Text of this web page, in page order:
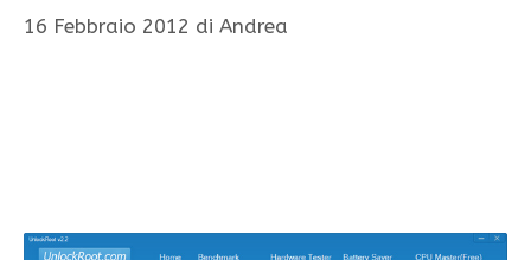
16 Febbraio 2012 di Andrea